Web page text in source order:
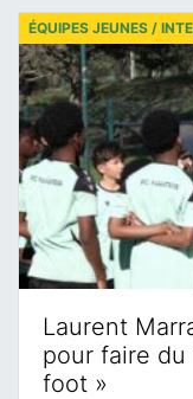
Laurent
pour faire du
foot »
ÉQUIPES JEUNES /